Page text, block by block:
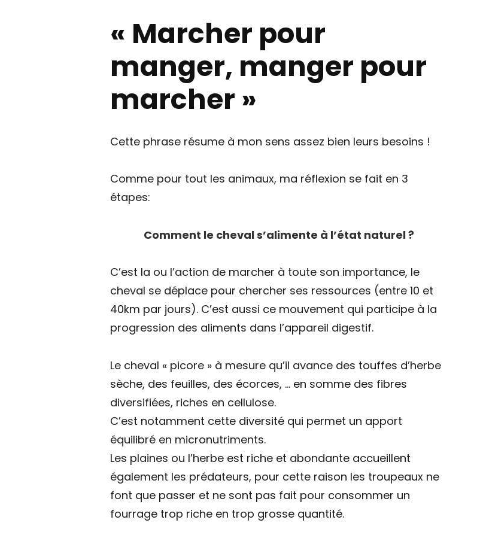
« Marcher pour
manger, manger pour
marcher »
Cette phrase résume à mon sens assez bien leurs besoins !
Comme pour tout les animaux, ma réflexion se fait en 3
étapes:
Comment le cheval s’alimente à l’état naturel ?
C’est la ou l’action de marcher à toute son importance, le
cheval se déplace pour chercher ses ressources (entre 10 et
40km par jours). C’est aussi ce mouvement qui participe à la
progression des aliments dans l’appareil digestif.
Le cheval « picore » à mesure qu’il avance des touffes d’herbe
sèche, des feuilles, des écorces, … en somme des fibres
diversifiées, riches en cellulose.
C’est notamment cette diversité qui permet un apport
équilibré en micronutriments.
Les plaines ou l’herbe est riche et abondante accueillent
également les prédateurs, pour cette raison les troupeaux ne
font que passer et ne sont pas fait pour consommer un
fourrage trop riche en trop grosse quantité.